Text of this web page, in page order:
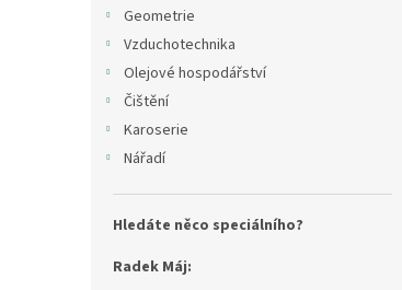
Geometrie
Vzduchotechnika
Olejové hospodářství
Čištění
Karoserie
Nářadí
Hledáte něco speciálního?
Radek Máj: